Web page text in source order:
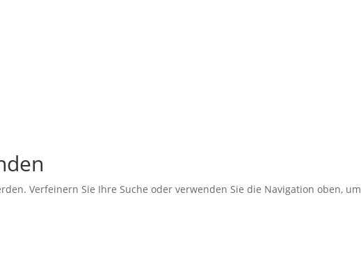
Verfeinern Sie Ihre Suche oder verwenden Sie die Navigation oben, um